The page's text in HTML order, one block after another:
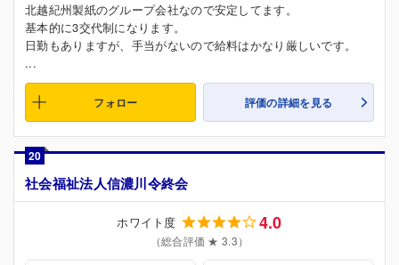
北越紀州製紙のグループ会社なので安定してます。
基本的に3交代制になります。
日勤もありますが、手当がないので給料はかなり厳しいです。
...
フォロー 評価の詳細を見る
20
社会福祉法人信濃川令終会
ホワイト度 4.0
（総合評価 ★ 3.3）